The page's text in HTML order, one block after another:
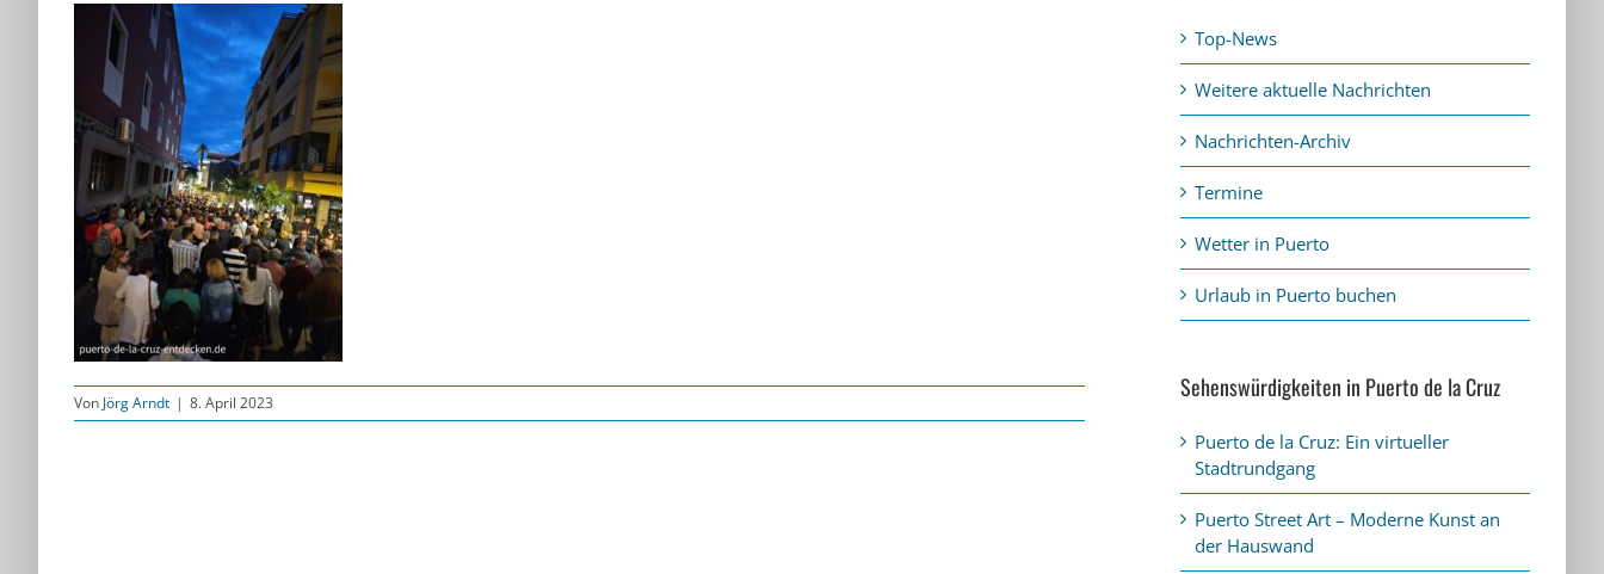
Von Jörg Arndt | 8. April 2023
Top-News
Weitere aktuelle Nachrichten
Nachrichten-Archiv
Termine
Wetter in Puerto
Urlaub in Puerto buchen
Sehenswürdigkeiten in Puerto de la Cruz
Puerto de la Cruz: Ein virtueller
Stadtrundgang
Puerto Street Art – Moderne Kunst an
der Hauswand